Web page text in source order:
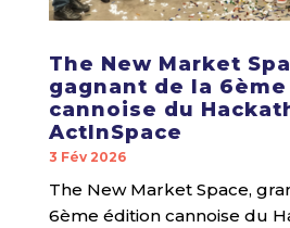
The New Market
gagnant de la
cannoise du
ActInSpace
3 Fév 2026
The New Market Space,
6ème édition cannoise du